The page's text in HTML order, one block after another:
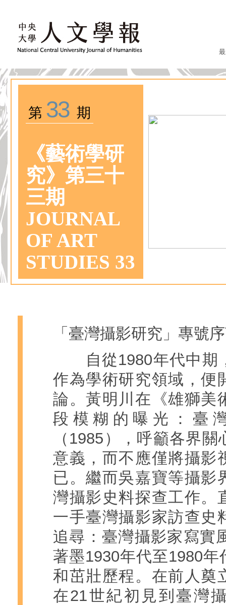
第 33期
《藝術學研
究》第三十
三期
JOURNAL
OF ART
STUDIES 33
「臺灣攝影研究」專號
自從1980年代中期
作為學術研究領域，便
論。黃明川在《雄獅美
段模糊的曝光：臺
（1985），呼籲各界
意義，而不應僅將攝影
已。繼而吳嘉寶等攝影
灣攝影史料探查工作。
一手臺灣攝影家訪查史
追尋：臺灣攝影家寫實
著墨1930年代至1980
和茁壯歷程。在前人奠
在21世紀初見到臺灣